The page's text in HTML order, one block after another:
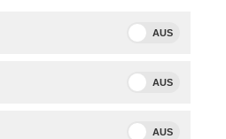
AUS
AUS
AUS